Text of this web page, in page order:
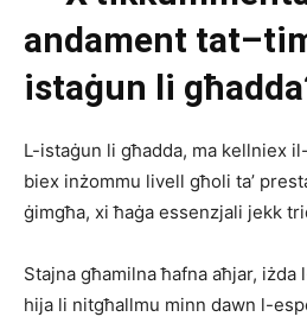
andament tat–
istaġun li
L-istaġun li għadda, ma kellniex
biex inżommu livell għoli ta’
ġimgħa, xi ħaġa essenzjali jekk
Stajna għamilna ħafna aħjar, iżda
hija li nitgħallmu minn dawn l-